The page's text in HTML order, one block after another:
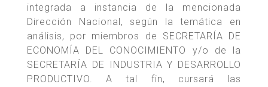
integrada a instancia de la mencionada
Dirección Nacional, según la temática en
análisis, por miembros de SECRETARÍA DE
ECONOMÍA DEL CONOCIMIENTO y/o de la
SECRETARÍA DE INDUSTRIA Y DESARROLLO
PRODUCTIVO. A tal fin, cursará las